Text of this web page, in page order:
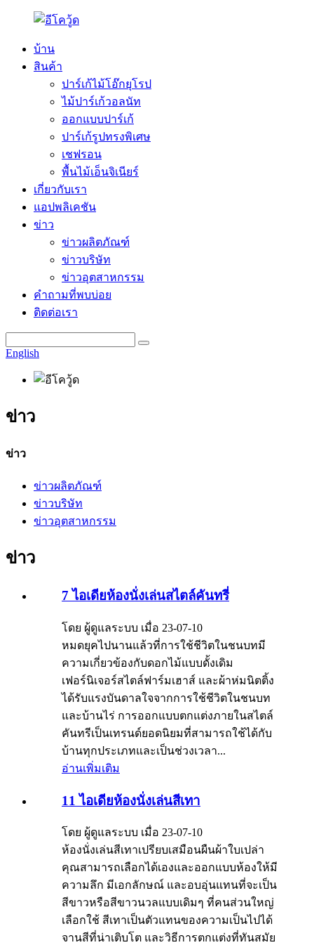
บ้าน
สินค้า
ปาร์เก้ไม้โอ๊กยุโรป
ไม้ปาร์เก้วอลนัท
ออกแบบปาร์เก้
ปาร์เก้รูปทรงพิเศษ
เชฟรอน
พื้นไม้เอ็นจิเนียร์
เกี่ยวกับเรา
แอปพลิเคชัน
ข่าว
ข่าวผลิตภัณฑ์
ข่าวบริษัท
ข่าวอุตสาหกรรม
คำถามที่พบบ่อย
ติดต่อเรา
English
ข่าว
ข่าว
ข่าวผลิตภัณฑ์
ข่าวบริษัท
ข่าวอุตสาหกรรม
ข่าว
7 ไอเดียห้องนั่งเล่นสไตล์คันทรี่
โดย ผู้ดูแลระบบ เมื่อ 23-07-10
หมดยุคไปนานแล้วที่การใช้ชีวิตในชนบทมี
ความเกี่ยวข้องกับดอกไม้แบบดั้งเดิม
เฟอร์นิเจอร์สไตล์ฟาร์มเฮาส์ และผ้าห่มนิตติ้ง
ได้รับแรงบันดาลใจจากการใช้ชีวิตในชนบท
และบ้านไร่ การออกแบบตกแต่งภายในสไตล์
คันทรีเป็นเทรนด์ยอดนิยมที่สามารถใช้ได้กับ
บ้านทุกประเภทและเป็นช่วงเวลา...
อ่านเพิ่มเติม
11 ไอเดียห้องนั่งเล่นสีเทา
โดย ผู้ดูแลระบบ เมื่อ 23-07-10
ห้องนั่งเล่นสีเทาเปรียบเสมือนผืนผ้าใบเปล่า
คุณสามารถเลือกได้เองและออกแบบห้องให้มี
ความลึก มีเอกลักษณ์ และอบอุ่นแทนที่จะเป็น
สีขาวหรือสีขาวนวลแบบเดิมๆ ที่คนส่วนใหญ่
เลือกใช้ สีเทาเป็นตัวแทนของความเป็นไปได้
จานสีที่น่าเติบโต และวิธีการตกแต่งที่ทันสมัย ​​